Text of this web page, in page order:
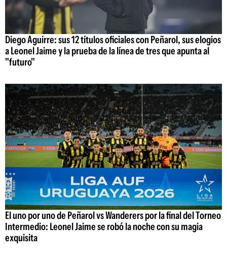
Diego Aguirre: sus 12 títulos oficiales con Peñarol, sus elogios
a Leonel Jaime y la prueba de la línea de tres que apunta al
"futuro"
El uno por uno de Peñarol vs Wanderers por la final del Torneo
Intermedio: Leonel Jaime se robó la noche con su magia
exquisita